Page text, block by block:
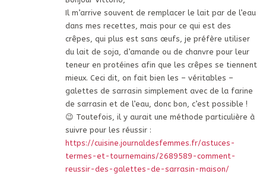
Il m’arrive souvent de remplacer le lait par de l’eau
dans mes recettes, mais pour ce qui est des
crêpes, qui plus est sans œufs, je préfère utiliser
du lait de soja, d’amande ou de chanvre pour leur
teneur en protéines afin que les crêpes se tiennent
mieux. Ceci dit, on fait bien les – véritables –
galettes de sarrasin simplement avec de la farine
de sarrasin et de l’eau, donc bon, c’est possible !
😉 Toutefois, il y aurait une méthode particulière à
suivre pour les réussir :
https://cuisine.journaldesfemmes.fr/astuces-
termes-et-tournemains/2689589-comment-
reussir-des-galettes-de-sarrasin-maison/